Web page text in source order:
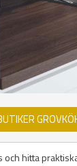
och hitta